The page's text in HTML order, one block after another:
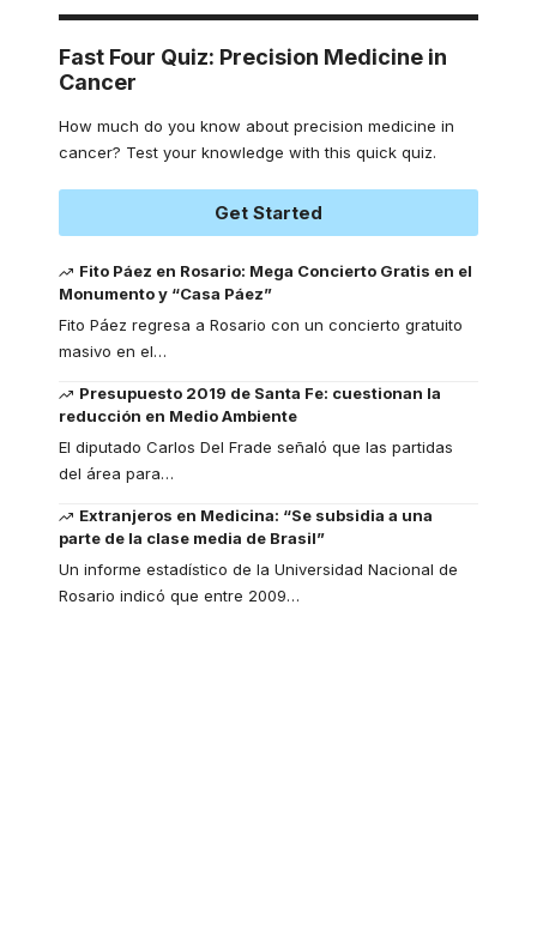
Fast Four Quiz: Precision Medicine in
Cancer
How much do you know about precision medicine in
cancer? Test your knowledge with this quick quiz.
Get Started
Fito Páez en Rosario: Mega Concierto Gratis en el
Monumento y “Casa Páez”
Fito Páez regresa a Rosario con un concierto gratuito
masivo en el…
Presupuesto 2019 de Santa Fe: cuestionan la
reducción en Medio Ambiente
El diputado Carlos Del Frade señaló que las partidas
del área para…
Extranjeros en Medicina: “Se subsidia a una
parte de la clase media de Brasil”
Un informe estadístico de la Universidad Nacional de
Rosario indicó que entre 2009…